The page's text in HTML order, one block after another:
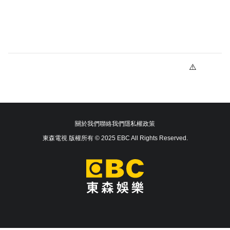
關於我們聯絡我們隱私權政策
東森電視 版權所有 © 2025 EBC All Rights Reserved.